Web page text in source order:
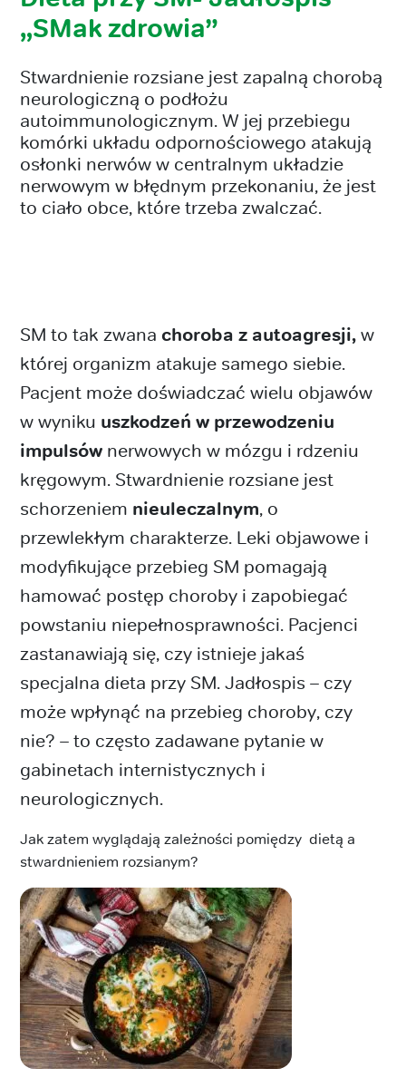
„SMak zdrowia”
Stwardnienie rozsiane jest zapalną chorobą
neurologiczną o podłożu
autoimmunologicznym. W jej przebiegu
komórki układu odpornościowego atakują
osłonki nerwów w centralnym układzie
nerwowym w błędnym przekonaniu, że jest
to ciało obce, które trzeba zwalczać.
SM to tak zwana choroba z autoagresji, w
której organizm atakuje samego siebie.
Pacjent może doświadczać wielu objawów
w wyniku uszkodzeń w przewodzeniu
impulsów nerwowych w mózgu i rdzeniu
kręgowym. Stwardnienie rozsiane jest
schorzeniem nieuleczalnym, o
przewlekłym charakterze. Leki objawowe i
modyfikujące przebieg SM pomagają
hamować postęp choroby i zapobiegać
powstaniu niepełnosprawności. Pacjenci
zastanawiają się, czy istnieje jakaś
specjalna dieta przy SM. Jadłospis – czy
może wpłynąć na przebieg choroby, czy
nie? – to często zadawane pytanie w
gabinetach internistycznych i
neurologicznych.
Jak zatem wyglądają zależności pomiędzy dietą a
stwardnieniem rozsianym?